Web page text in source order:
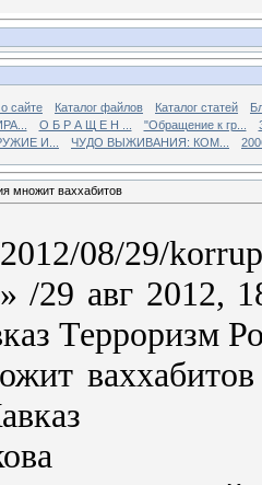
сайте Каталог файлов Каталог статей
О Б Р А Щ Е Н ... "Обращение к гр...
И...
ЧУДО ВЫЖИВАНИЯ: КОМ...
множит ваххабитов
08/29/
/29 авг 2012,
Терроризм